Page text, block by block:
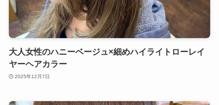
大人女性のハニーベージュ×細めハイライトローレイ
ヤーヘアカラー
2025年12月7日